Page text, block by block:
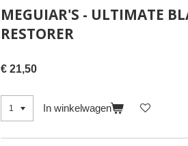
MEGUIAR'S - ULTIMATE
RESTORER
€ 21,50
In winkelwagen